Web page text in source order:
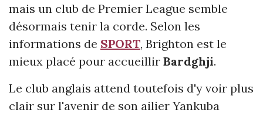
mais un club de Premier League semble
désormais tenir la corde. Selon les
informations de SPORT, Brighton est le
mieux placé pour accueillir Bardghji.
Le club anglais attend toutefois d'y voir plus
clair sur l'avenir de son ailier Yankuba